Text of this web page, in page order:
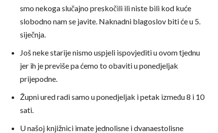
smo nekoga slučajno preskočili ili niste bili kod kuće
slobodno nam se javite. Naknadni blagoslov biti će u 5.
siječnja.
Još neke starije nismo uspjeli ispovjediti u ovom tjednu
jer ih je previše pa ćemo to obaviti u ponedjeljak
prijepodne.
Župni ured radi samo u ponedjeljak i petak između 8 i 10
sati.
U našoj knjižnici imate jednolisne i dvanaestolisne